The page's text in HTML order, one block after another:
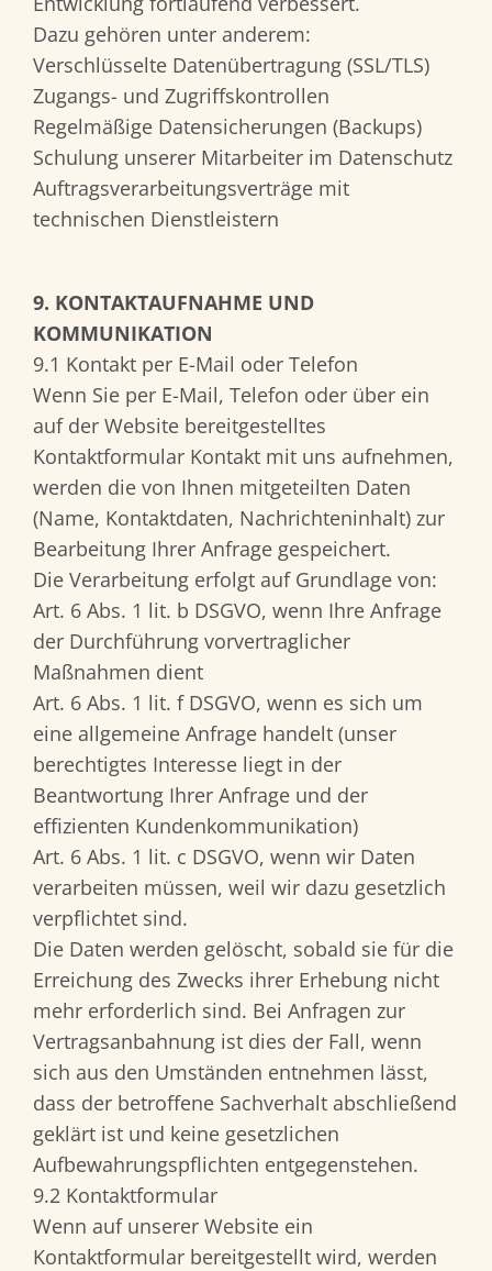
Dazu gehören unter anderem:
Verschlüsselte Datenübertragung (SSL/TLS)
Zugangs- und Zugriffskontrollen
Regelmäßige Datensicherungen (Backups)
Schulung unserer Mitarbeiter im Datenschutz
Auftragsverarbeitungsverträge mit
technischen Dienstleistern
9. KONTAKTAUFNAHME UND
KOMMUNIKATION
9.1 Kontakt per E-Mail oder Telefon
Wenn Sie per E-Mail, Telefon oder über ein
auf der Website bereitgestelltes
Kontaktformular Kontakt mit uns aufnehmen,
werden die von Ihnen mitgeteilten Daten
(Name, Kontaktdaten, Nachrichteninhalt) zur
Bearbeitung Ihrer Anfrage gespeichert.
Die Verarbeitung erfolgt auf Grundlage von:
Art. 6 Abs. 1 lit. b DSGVO, wenn Ihre Anfrage
der Durchführung vorvertraglicher
Maßnahmen dient
Art. 6 Abs. 1 lit. f DSGVO, wenn es sich um
eine allgemeine Anfrage handelt (unser
berechtigtes Interesse liegt in der
Beantwortung Ihrer Anfrage und der
effizienten Kundenkommunikation)
Art. 6 Abs. 1 lit. c DSGVO, wenn wir Daten
verarbeiten müssen, weil wir dazu gesetzlich
verpflichtet sind.
Die Daten werden gelöscht, sobald sie für die
Erreichung des Zwecks ihrer Erhebung nicht
mehr erforderlich sind. Bei Anfragen zur
Vertragsanbahnung ist dies der Fall, wenn
sich aus den Umständen entnehmen lässt,
dass der betroffene Sachverhalt abschließend
geklärt ist und keine gesetzlichen
Aufbewahrungspflichten entgegenstehen.
9.2 Kontaktformular
Wenn auf unserer Website ein
Kontaktformular bereitgestellt wird, werden